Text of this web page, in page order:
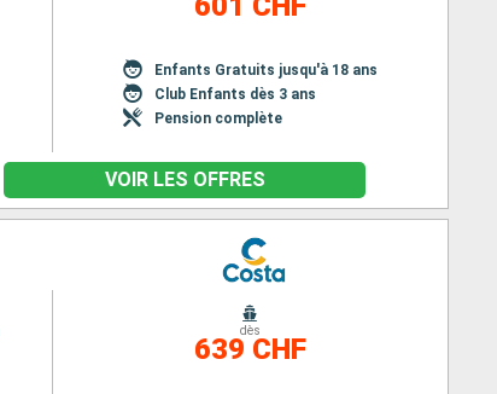
Enfants Gratuits jusqu'à 18 ans
Club Enfants dès 3 ans
Pension complète
VOIR LES OFFRES
dès
639 CHF